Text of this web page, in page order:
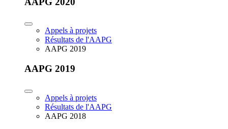
Appels à projets
Résultats de l'AAPG
AAPG 2019
AAPG 2019
Appels à projets
Résultats de l'AAPG
AAPG 2018